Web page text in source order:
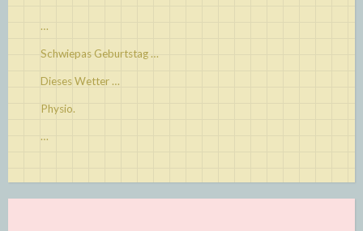
…
Schwiepas Geburtstag …
Dieses Wetter …
Physio.
…